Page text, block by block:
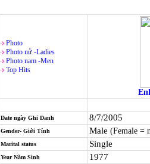
Photo
Photo nử -Ladies
Photo nam -Men
Top Hits
Date ngày Ghi Danh 8/7/2005
Gender- Giới Tính Male (Female =
Marital status Single
Year Năm Sinh 1977